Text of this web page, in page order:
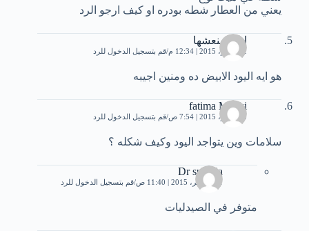
يعني من العطار شطه بودره او كيف ارجو الرد
ايام وبنعشها
2 نوفمبر، 2015 | 12:34 م قم بتسجيل الدخول للرد
هو ايه اليود الابيض ده ومنين اجيبه
fatima Makki
5 نوفمبر، 2015 | 7:54 ص قم بتسجيل الدخول للرد
سلامات وين يتواجد اليود وكيف شكله ؟
Dr sumaia
11 نوفمبر، 2015 | 11:40 ص قم بتسجيل الدخول للرد
متوفر في الصيدليات